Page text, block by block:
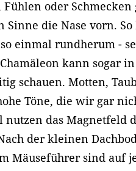
Fühlen oder
Sinne die Nase vorn.
einmal rundherum -
kann sogar
schauen. Motten,
Töne, die wir gar
nutzen das Magnetfeld
der kleinen
Mäuseführer sind auf